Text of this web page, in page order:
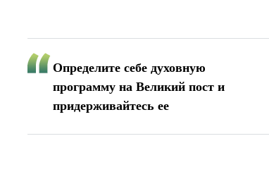
Определите себе духовную
программу на Великий пост и
придерживайтесь ее